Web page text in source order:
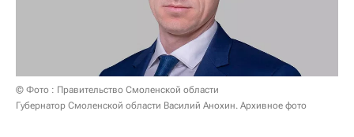
© Фото : Правительство Смоленской области
Губернатор Смоленской области Василий Анохин. Архивное фото